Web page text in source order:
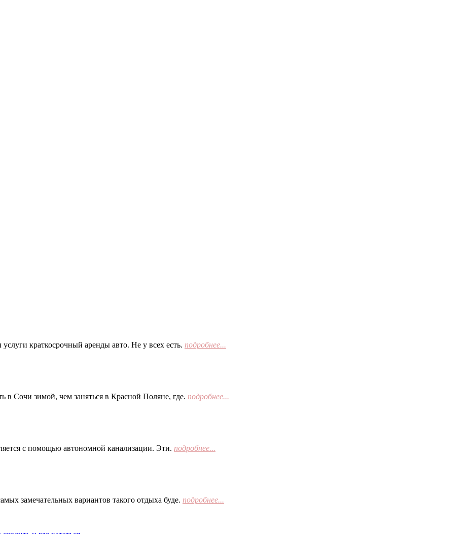
краткосрочный аренды авто. Не у всех есть. подробнее...
в Сочи зимой, чем заняться в Красной Поляне, где. подробнее...
с помощью автономной канализации. Эти. подробнее...
замечательных вариантов такого отдыха буде. подробнее...